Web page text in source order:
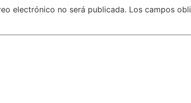
electrónico no será publicada. Los campos